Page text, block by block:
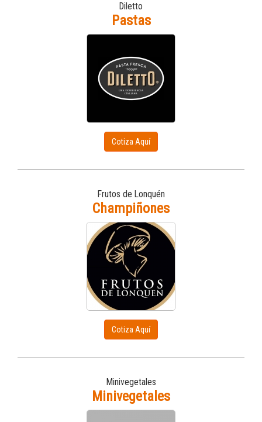
Diletto
Pastas
Cotiza Aquí
Frutos de Lonquén
Champiñones
Cotiza Aquí
Minivegetales
Minivegetales